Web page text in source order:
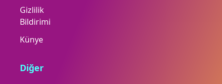
Gizlilik
Bildirimi
Künye
Diğer